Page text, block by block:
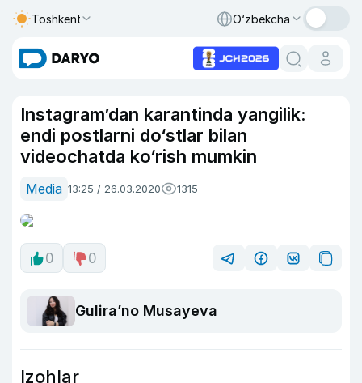
Toshkent O‘zbekcha
Instagram’dan karantinda yangilik:
endi postlarni do‘stlar bilan
videochatda ko‘rish mumkin
Media 13:25 / 26.03.2020 1315
0 0
Guliraʼno Musayeva
Izohlar